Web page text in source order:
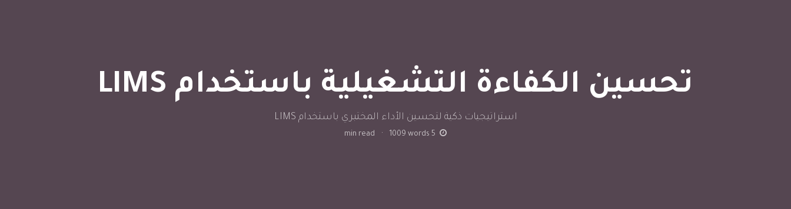
تحسين الكفاءة التشغيلية باستخدام LIMS
استراتيجيات ذكية لتحسين الأداء المختبري باستخدام LIMS
5
min read · 1009 words